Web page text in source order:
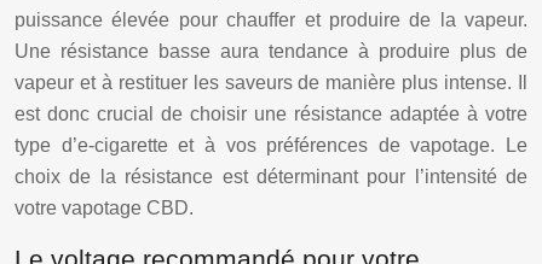
puissance élevée pour chauffer et produire de la vapeur.
Une résistance basse aura tendance à produire plus de
vapeur et à restituer les saveurs de manière plus intense. Il
est donc crucial de choisir une résistance adaptée à votre
type d’e-cigarette et à vos préférences de vapotage. Le
choix de la résistance est déterminant pour l’intensité de
votre vapotage CBD.